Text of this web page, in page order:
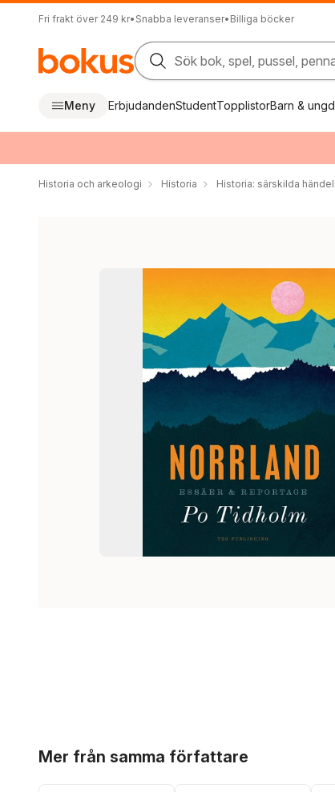
Fri frakt över 249 kr• Snabba leveranser• Billiga böcker
Sök bok, spel, pussel,
Meny ErbjudandenStudentTopplistorBarn &
Historia och arkeologi Historia Historia: särskilda
Mer från samma författare